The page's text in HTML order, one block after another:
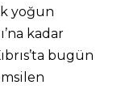
yoğun
kadar
bugün